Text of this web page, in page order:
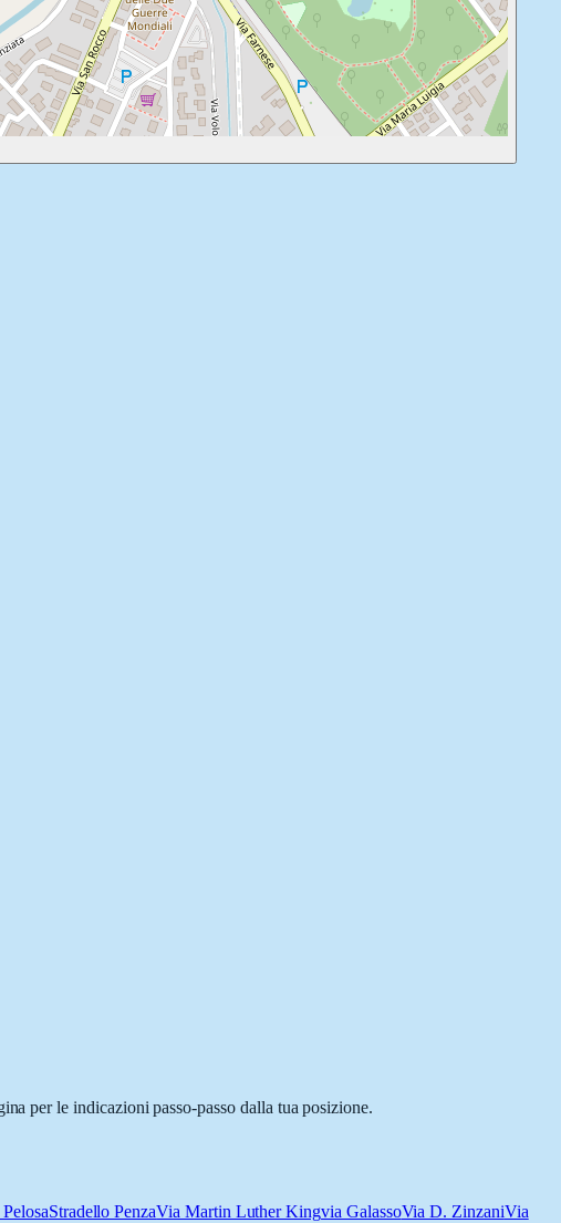
per le indicazioni passo-passo dalla tua posizione.
Stradello PenzaVia Martin Luther Kingvia GalassoVia D. ZinzaniVia